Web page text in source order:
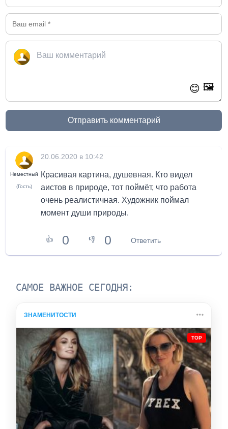
😊 🖼️
Отправить комментарий
Неместный
(Гость)
20.06.2020 в 10:42
Красивая картина, душевная. Кто видел
аистов в природе, тот поймёт, что работа
очень реалистичная. Художник поймал
момент души природы.
👍 0 👎 0 Ответить
САМОЕ ВАЖНОЕ СЕГОДНЯ:
ЗНАМЕНИТОСТИ
TOP